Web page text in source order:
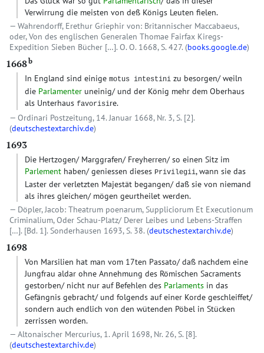
Verwirrung die meisten von deß Königs Leuten fielen.
Wahrendorff, Erethur Griephir von: Britannischer Maccabaeus,
oder, Von des englischen Generalen Thomae Fairfax Kiregs-
Expedition Sieben Bücher […]. O. O. 1668, S. 427. (books.google.de)
1668b
In England sind einige motus intestini zu besorgen/ weiln
die Parlamenter uneinig/ und der König mehr dem Oberhaus
als Unterhaus favorisire.
Ordinari Postzeitung, 14. Januar 1668, Nr. 3, S. [2].
(deutschestextarchiv.de)
1693
Die Hertzogen/ Marggrafen/ Freyherren/ so einen Sitz im
Parlement haben/ geniessen dieses Privilegii, wann sie das
Laster der verletzten Majestät begangen/ daß sie von niemand
als ihres gleichen/ mögen geurtheilet werden.
Döpler, Jacob: Theatrum poenarum, Suppliciorum Et Executionum
Criminalium, Oder Schau-Platz/ Derer Leibes und Lebens-Straffen
[…]. [Bd. 1]. Sonderhausen 1693, S. 38. (deutschestextarchiv.de)
1698
Von Marsilien hat man vom 17ten Passato/ daß nachdem eine
Jungfrau aldar ohne Annehmung des Römischen Sacraments
gestorben/ nicht nur auf Befehlen des Parlaments in das
Gefängnis gebracht/ und folgends auf einer Korde geschleiffet/
sondern auch endlich von den wütenden Pöbel in Stücken
zerrissen worden.
Altonaischer Mercurius, 1. April 1698, Nr. 26, S. [8].
(deutschestextarchiv.de)